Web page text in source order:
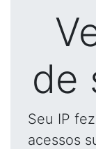
de
Seu IP
acessos